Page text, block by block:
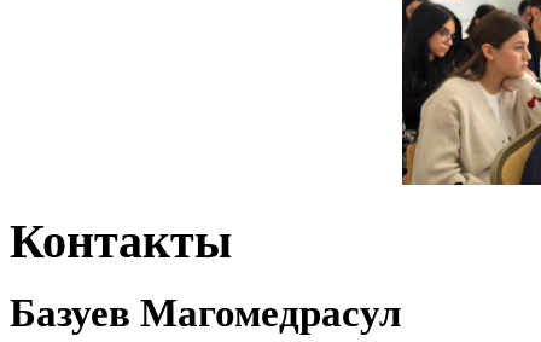
Контакты
Базуев Магомедрасул